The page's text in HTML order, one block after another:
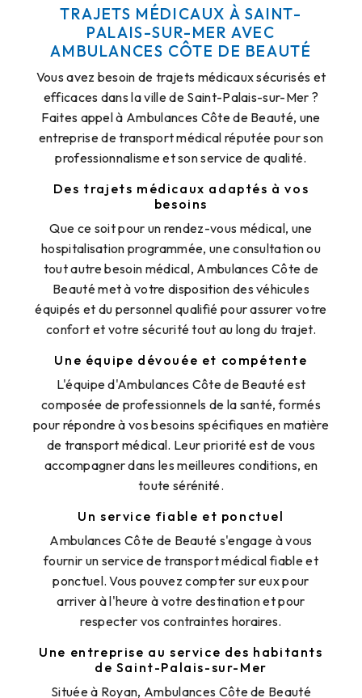
TRAJETS MÉDICAUX À SAINT-
PALAIS-SUR-MER AVEC
AMBULANCES CÔTE DE BEAUTÉ
Vous avez besoin de trajets médicaux sécurisés et
efficaces dans la ville de Saint-Palais-sur-Mer ?
Faites appel à Ambulances Côte de Beauté, une
entreprise de transport médical réputée pour son
professionnalisme et son service de qualité.
Des trajets médicaux adaptés à vos
besoins
Que ce soit pour un rendez-vous médical, une
hospitalisation programmée, une consultation ou
tout autre besoin médical, Ambulances Côte de
Beauté met à votre disposition des véhicules
équipés et du personnel qualifié pour assurer votre
confort et votre sécurité tout au long du trajet.
Une équipe dévouée et compétente
L'équipe d'Ambulances Côte de Beauté est
composée de professionnels de la santé, formés
pour répondre à vos besoins spécifiques en matière
de transport médical. Leur priorité est de vous
accompagner dans les meilleures conditions, en
toute sérénité.
Un service fiable et ponctuel
Ambulances Côte de Beauté s'engage à vous
fournir un service de transport médical fiable et
ponctuel. Vous pouvez compter sur eux pour
arriver à l'heure à votre destination et pour
respecter vos contraintes horaires.
Une entreprise au service des habitants
de Saint-Palais-sur-Mer
Située à Royan, Ambulances Côte de Beauté